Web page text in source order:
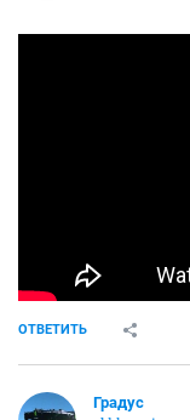
ОТВЕТИТЬ
Градус